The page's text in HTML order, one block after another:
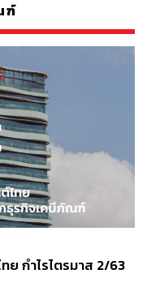
ฑ์
ย กำไรไตรมาส 2/63